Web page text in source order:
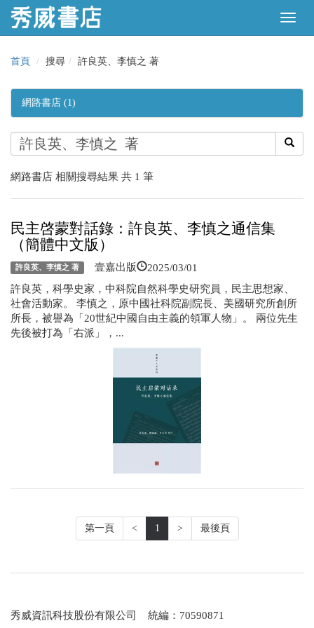
首頁 搜尋 許良英、李慎之 著
網路書店 (1)
網路書店 相關搜尋結果 共 1 筆
民主啓蒙對話錄：許良英、李慎之通信集
（簡體中文版）
許良英、李慎之 著 壹嘉出版 2025/03/01
許良英，科學史家，中科院自然科學史研究員，民主思想家、
社會活動家。 李慎之，原中國社科院副院長、美國研究所創所
所長，被譽為「20世紀中國自由主義的領軍人物」。 兩位先生
先後被打為「右派」，...
第一頁 < 1 > 最後頁
秀威資訊科技股份有限公司 統編：70590871